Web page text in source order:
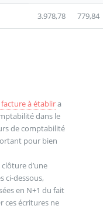
3.978,78 779,84
à établira
dans le
de comptabilité
pour bien
d’une
ci-dessous,
en N+1 du fait
ces écritures ne